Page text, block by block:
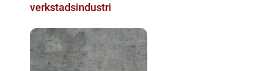
verkstadsindustri